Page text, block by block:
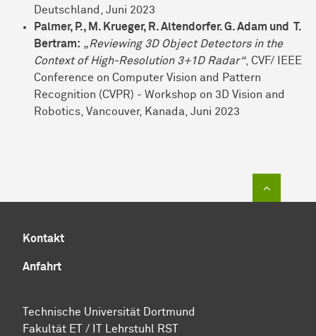
Deutschland, Juni 2023
Palmer, P., M. Krueger, R. Altendorfer. G. Adam und T.
Bertram: „Reviewing 3D Object Detectors in the
Context of High-Resolution 3+1D Radar“, CVF/ IEEE
Conference on Computer Vision and Pattern
Recognition (CVPR) - Workshop on 3D Vision and
Robotics, Vancouver, Kanada, Juni 2023
Kontakt
Anfahrt
Technische Universität Dortmund
Fakultät ET / IT Lehrstuhl RST